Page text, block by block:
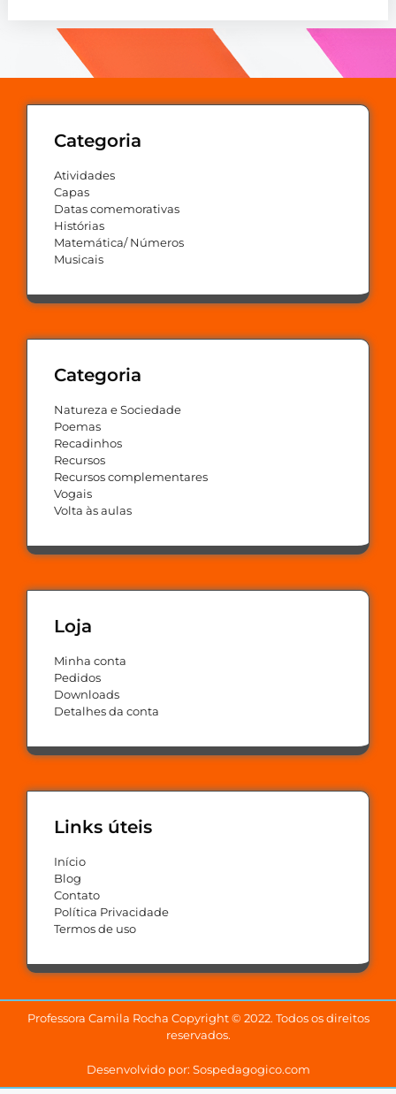
Categoria
Atividades
Capas
Datas comemorativas
Histórias
Matemática/ Números
Musicais
Categoria
Natureza e Sociedade
Poemas
Recadinhos
Recursos
Recursos complementares
Vogais
Volta às aulas
Loja
Minha conta
Pedidos
Downloads
Detalhes da conta
Links úteis
Início
Blog
Contato
Política Privacidade
Termos de uso
Professora Camila Rocha Copyright © 2022. Todos os direitos
reservados.
Desenvolvido por: Sospedagogico.com